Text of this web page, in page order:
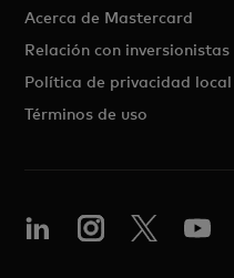
Acerca de Mastercard
Relación con inversionistas
Política de privacidad local
Términos de uso